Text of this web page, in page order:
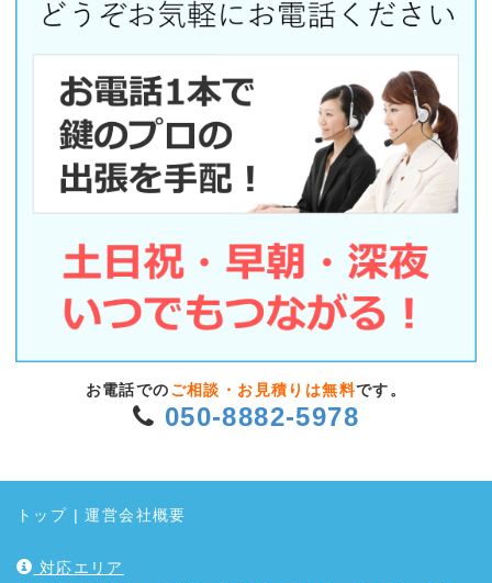
お電話での ご相談・お見積りは無料です。
050-8882-5978
トップ |運営会社概要
対応エリア